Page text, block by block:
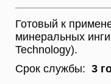
Готовый к
минеральных
Technology).
Срок службы: 3